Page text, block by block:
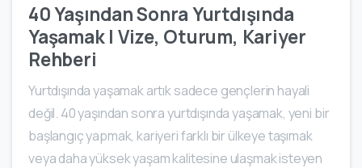
40 Yaşından Sonra Yurtdışında
Yaşamak | Vize, Oturum, Kariyer
Rehberi
Yurtdışında yaşamak artık sadece gençlerin hayali
değil. 40 yaşından sonra yurtdışında yaşamak, yeni bir
başlangıç yapmak, kariyeri farklı bir ülkeye taşımak
veya daha yüksek yaşam kalitesine ulaşmak isteyen